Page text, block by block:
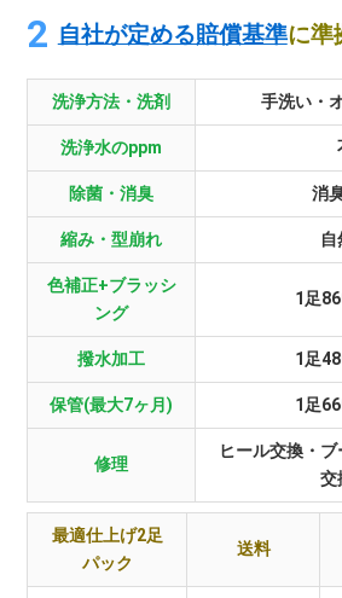
自社が定める賠償基準に準
洗浄方法・洗剤 手洗い・
洗浄水のppm
除菌・消臭 消
縮み・型崩れ
色補正+ブラッシ
ング
1足
撥水加工 1足
保管(最大7ヶ月) 1足
修理
ヒール交換・
交
最適仕上げ2足
パック
送料